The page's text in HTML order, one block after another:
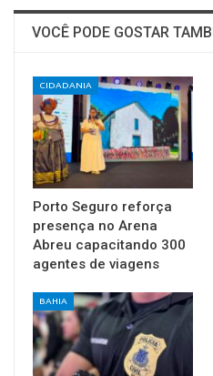
VOCÊ PODE GOSTAR
CIDADANIA
Porto Seguro reforça
presença no Arena
Abreu capacitando 300
agentes de viagens
BAHIA